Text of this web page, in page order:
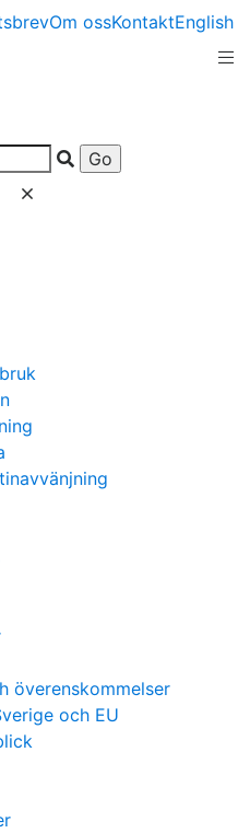
Om ossKontaktEnglish
överenskommelser
och EU